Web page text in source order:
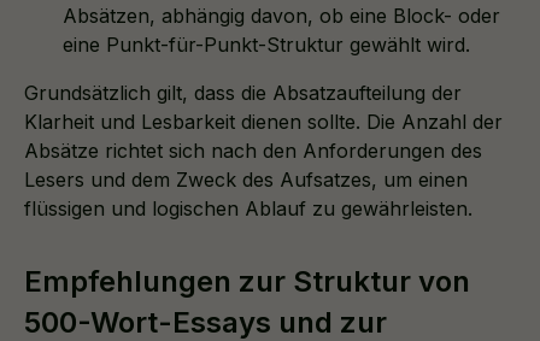
Absätzen, abhängig davon, ob eine Block- oder
eine Punkt-für-Punkt-Struktur gewählt wird.
Grundsätzlich gilt, dass die Absatzaufteilung der
Klarheit und Lesbarkeit dienen sollte. Die Anzahl der
Absätze richtet sich nach den Anforderungen des
Lesers und dem Zweck des Aufsatzes, um einen
flüssigen und logischen Ablauf zu gewährleisten.
Empfehlungen zur Struktur von
500-Wort-Essays und zur